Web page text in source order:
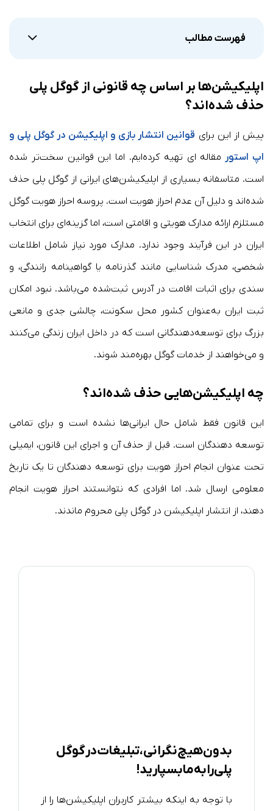
فهرست مطالب
اپلیکیشن‌ها بر اساس چه قانونی از گوگل پلی
حذف شده‌اند؟
پیش از این برای قوانین انتشار بازی و اپلیکیشن در گوگل پلی و
اپ استور مقاله ای تهیه کرده‌ایم. اما این قوانین سخت‌تر شده
است. متاسفانه بسیاری از اپلیکیشن‌های ایرانی از گوگل پلی حذف
شده‌اند و دلیل آن عدم احراز هویت است. پروسه احراز هویت گوگل
مستلزم ارائه مدارک هویتی و اقامتی است، اما گزینه‌ای برای انتخاب
ایران در این فرآیند وجود ندارد. مدارک مورد نیاز شامل اطلاعات
شخصی، مدرک شناسایی مانند گذرنامه یا گواهینامه رانندگی، و
سندی برای اثبات اقامت در آدرس ثبت‌شده می‌باشد. نبود امکان
ثبت ایران به‌عنوان کشور محل سکونت، چالشی جدی و مانعی
بزرگ برای توسعه‌دهندگانی است که در داخل ایران زندگی می‌کنند
و می‌خواهند از خدمات گوگل بهره‌مند شوند.
چه اپلیکیشن‌هایی حذف شده‌اند؟
این قانون فقط شامل حال ایرانی‌ها نشده است و برای تمامی
توسعه دهندگان است. قبل از حذف آن و اجرای این قانون، ایمیلی
تحت عنوان انجام احراز هویت برای توسعه دهندگان تا یک تاریخ
معلومی ارسال شد. اما افرادی که نتوانستند احراز هویت انجام
دهند، از انتشار اپلیکیشن در گوگل پلی محروم ماندند.
بدون هیچ نگرانی، تبلیغات در گوگل
پلی را به ما بسپارید!
با توجه به اینکه بیشتر کاربران اپلیکیشن‌ها را از